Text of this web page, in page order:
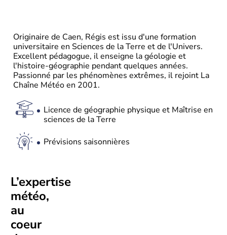
Originaire de Caen, Régis est issu d'une formation
universitaire en Sciences de la Terre et de l'Univers.
Excellent pédagogue, il enseigne la géologie et
l'histoire-géographie pendant quelques années.
Passionné par les phénomènes extrêmes, il rejoint La
Chaîne Météo en 2001.
Licence de géographie physique et Maîtrise en
sciences de la Terre
Prévisions saisonnières
L’expertise
météo,
au
coeur